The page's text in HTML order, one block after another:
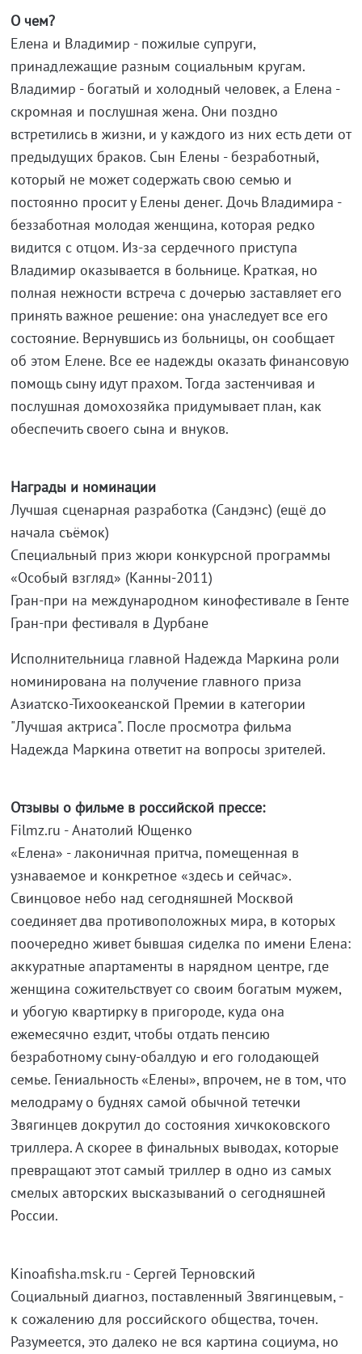
О чем?
Елена и Владимир - пожилые супруги,
принадлежащие разным социальным кругам.
Владимир - богатый и холодный человек, а Елена -
скромная и послушная жена. Они поздно
встретились в жизни, и у каждого из них есть дети от
предыдущих браков. Сын Елены - безработный,
который не может содержать свою семью и
постоянно просит у Елены денег. Дочь Владимира -
беззаботная молодая женщина, которая редко
видится с отцом. Из-за сердечного приступа
Владимир оказывается в больнице. Краткая, но
полная нежности встреча с дочерью заставляет его
принять важное решение: она унаследует все его
состояние. Вернувшись из больницы, он сообщает
об этом Елене. Все ее надежды оказать финансовую
помощь сыну идут прахом. Тогда застенчивая и
послушная домохозяйка придумывает план, как
обеспечить своего сына и внуков.
Награды и номинации
Лучшая сценарная разработка (Сандэнс) (ещё до
начала съёмок)
Специальный приз жюри конкурсной программы
«Особый взгляд» (Канны-2011)
Гран-при на международном кинофестивале в Генте
Гран-при фестиваля в Дурбане
Исполнительница главной Надежда Маркина роли
номинирована на получение главного приза
Азиатско-Тихоокеанской Премии в категории
"Лучшая актриса". После просмотра фильма
Надежда Маркина ответит на вопросы зрителей.
Отзывы о фильме в российской прессе:
Filmz.ru - Анатолий Ющенко
«Елена» - лаконичная притча, помещенная в
узнаваемое и конкретное «здесь и сейчас».
Свинцовое небо над сегодняшней Москвой
соединяет два противоположных мира, в которых
поочередно живет бывшая сиделка по имени Елена:
аккуратные апартаменты в нарядном центре, где
женщина сожительствует со своим богатым мужем,
и убогую квартирку в пригороде, куда она
ежемесячно ездит, чтобы отдать пенсию
безработному сыну-обалдую и его голодающей
семье. Гениальность «Елены», впрочем, не в том, что
мелодраму о буднях самой обычной тетечки
Звягинцев докрутил до состояния хичкоковского
триллера. А скорее в финальных выводах, которые
превращают этот самый триллер в одно из самых
смелых авторских высказываний о сегодняшней
России.
Kinoafisha.msk.ru - Сергей Терновский
Социальный диагноз, поставленный Звягинцевым, -
к сожалению для российского общества, точен.
Разумеется, это далеко не вся картина социума, но